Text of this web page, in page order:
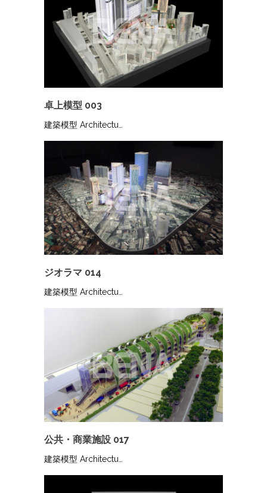
卓上模型 003
建築模型 Architectu…
ジオラマ 014
建築模型 Architectu…
公共・商業施設 017
建築模型 Architectu…